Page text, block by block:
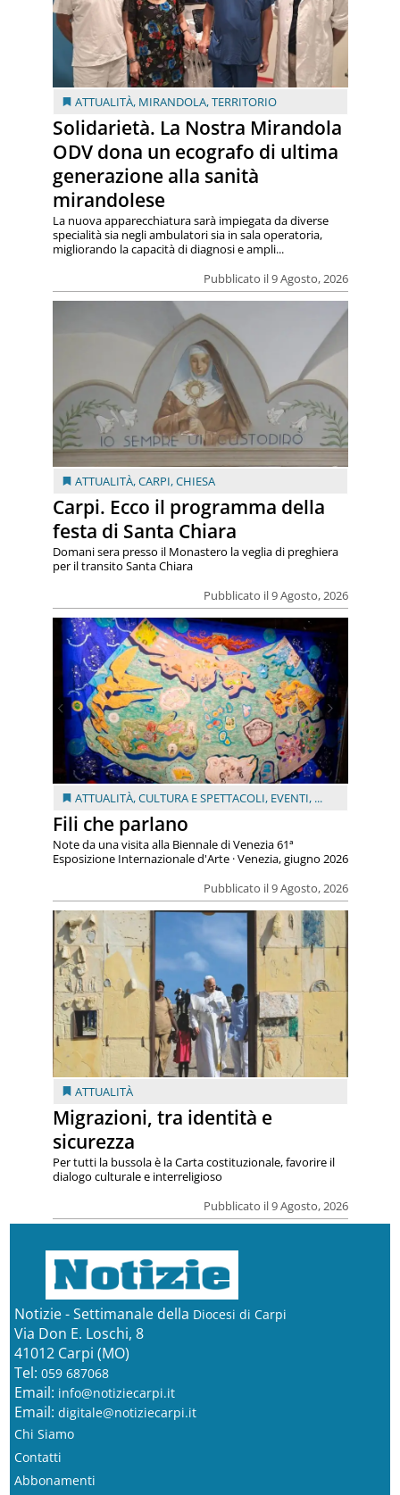
ATTUALITÀ, MIRANDOLA,TERRITORIO
Solidarietà. La Nostra Mirandola
ODV dona un ecografo di ultima
generazione alla sanità
mirandolese
Pubblicato il 9 Agosto, 2026
La nuova apparecchiatura sarà impiegata da diverse
specialità sia negli ambulatori sia in sala operatoria,
migliorando la capacità di diagnosi e ampli...
ATTUALITÀ,CARPI,CHIESA
Carpi. Ecco il programma della
festa di Santa Chiara
Pubblicato il 9 Agosto, 2026
Domani sera presso il Monastero la veglia di preghiera
per il transito Santa Chiara
ATTUALITÀ,CULTURA E SPETTACOLI, EVENTI, ...
Fili che parlano
Pubblicato il 9 Agosto, 2026
Note da una visita alla Biennale di Venezia 61ª
Esposizione Internazionale d'Arte · Venezia, giugno 2026
ATTUALITÀ
Migrazioni, tra identità e
sicurezza
Pubblicato il 9 Agosto, 2026
Per tutti la bussola è la Carta costituzionale, favorire il
dialogo culturale e interreligioso
Notizie - Settimanale della Diocesi di Carpi
Via Don E. Loschi, 8
41012 Carpi (MO)
Tel: 059 687068
Email: info@notiziecarpi.it
Email: digitale@notiziecarpi.it
Chi Siamo
Contatti
Abbonamenti